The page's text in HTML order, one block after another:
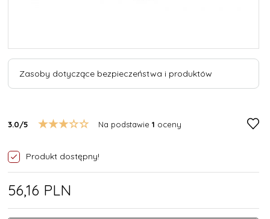
Zasoby dotyczące bezpieczeństwa i produktów
3.0/5 Na podstawie 1 oceny
Produkt dostępny!
56,16 PLN